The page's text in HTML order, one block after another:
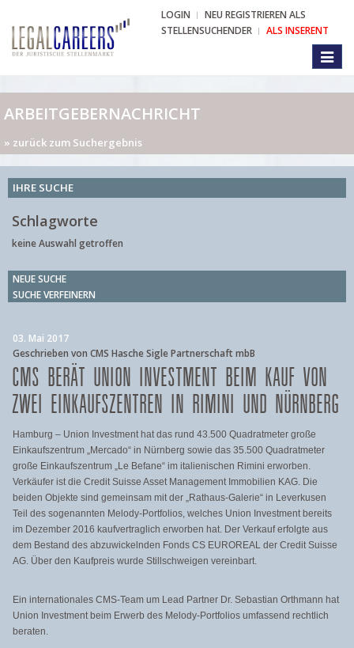
LOGIN
NEU REGISTRIEREN ALS
STELLENSUCHENDER
ALS INSERENT
ARBEITGEBERNACHRICHT
» zurück zum Suchergebnis
IHRE SUCHE
Schlagworte
keine Auswahl getroffen
NEUE SUCHE
SUCHE VERFEINERN
03. Mai 2017
Geschrieben von CMS Hasche Sigle Partnerschaft mbB
CMS BERÄT UNION INVESTMENT BEIM KAUF VON
ZWEI EINKAUFSZENTREN IN RIMINI UND NÜRNBERG
Hamburg – Union Investment hat das rund 43.500 Quadratmeter große
Einkaufszentrum „Mercado“ in Nürnberg sowie das 35.500 Quadratmeter
große Einkaufszentrum „Le Befane“ im italienischen Rimini erworben.
Verkäufer ist die Credit Suisse Asset Management Immobilien KAG. Die
beiden Objekte sind gemeinsam mit der „Rathaus-Galerie“ in Leverkusen
Teil des sogenannten Melody-Portfolios, welches Union Investment bereits
im Dezember 2016 kaufvertraglich erworben hat. Der Verkauf erfolgte aus
dem Bestand des abzuwickelnden Fonds CS EUROREAL der Credit Suisse
AG. Über den Kaufpreis wurde Stillschweigen vereinbart.
Ein internationales CMS-Team um Lead Partner Dr. Sebastian Orthmann hat
Union Investment beim Erwerb des Melody-Portfolios umfassend rechtlich
beraten.